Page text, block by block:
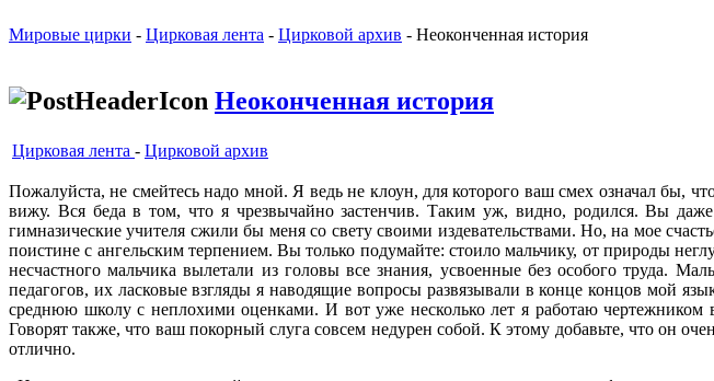
Мировые цирки - Цирковая лента - Цирковой архив - Неоконченная история
Неоконченная история
Цирковая лента - Цирковой архив
Пожалуйста, не смейтесь надо мной. Я ведь не клоун, для которого ваш смех означал бы,
вижу. Вся беда в том, что я чрезвычайно застенчив. Таким уж, видно, родился. Вы
гимназические учите­ля сжили бы меня со свету своими издевательствами. Но, на мое
поистине с ангельским терпением. Вы только подумайте: стоило мальчику, от природы
несчастного мальчика вы­летали из головы все знания, усвоенные без особого труда.
педагогов, их ласковые взгляды я наводящие вопросы развязывали в конце концов мой
среднюю школу с неплохими оценками. И вот уже несколько лет я работаю чертежником
Говорят также, что ваш покорный слуга совсем недурен собой. К этому добавьте, что он
отлично.